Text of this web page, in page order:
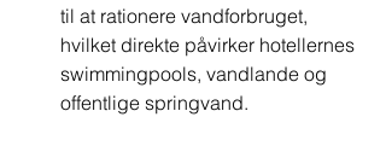
til at rationere vandforbruget,
hvilket direkte påvirker hotellernes
swimmingpools, vandlande og
offentlige springvand.